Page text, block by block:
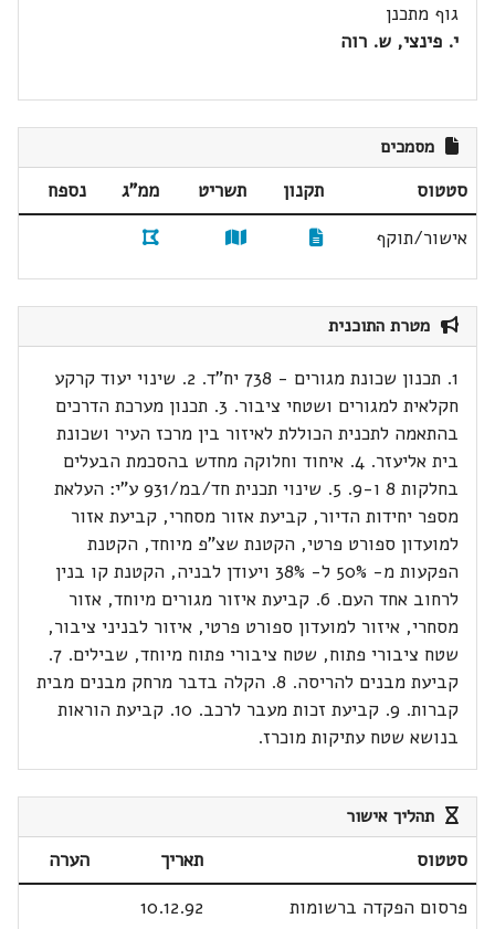
גוף מתכנן
י. פינצי, ש. רוה
מסמכים
סטטוס תקנון תשריט ממ"ג
נספח
אישור/תוקף
מטרת התוכנית
1. תכנון שכונת מגורים - 738 יח"ד. 2. שינוי יעוד קרקע
חקלאית למגורים ושטחי ציבור. 3. תכנון מערכת הדרכים
בהתאמה לתכנית הכוללת לאיזור בין מרכז העיר ושכונת
בית אליעזר. 4. איחוד וחלוקה מחדש בהסכמת הבעלים
בחלקות 8 ו-9. 5. שינוי תכנית חד/במ/931 ע"י: העלאת
מספר יחידות הדיור, קביעת אזור מסחרי, קביעת אזור
למועדון ספורט פרטי, הקטנת שצ"פ מיוחד, הקטנת
הפקעות מ- 50% ל- 38% ויעודן לבניה, הקטנת קו בנין
לרחוב אחד העם. 6. קביעת איזור מגורים מיוחד, אזור
מסחרי, איזור למועדון ספורט פרטי, איזור לבניני ציבור,
שטח ציבורי פתוח, שטח ציבורי פתוח מיוחד, שבילים. 7.
קביעת מבנים להריסה. 8. הקלה בדבר מרחק מבנים מבית
קברות. 9. קביעת זכות מעבר לרכב. 10. קביעת הוראות
בנושא שטח עתיקות מוכרז.
תהליך אישור
סטטוס תאריך
הערה
פרסום הפקדה ברשומות
10.12.92